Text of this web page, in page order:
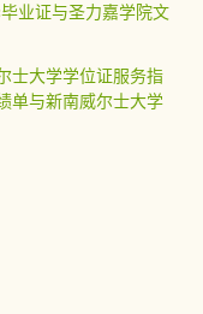
业证与圣力嘉学院文
士大学学位证服务指
单与新南威尔士大学